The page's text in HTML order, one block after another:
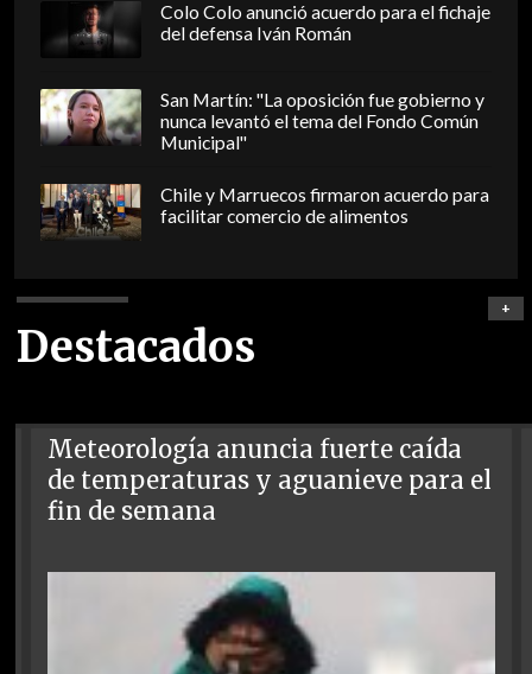
Colo Colo anunció acuerdo para el fichaje
del defensa Iván Román
San Martín: "La oposición fue gobierno y
nunca levantó el tema del Fondo Común
Municipal"
Chile y Marruecos firmaron acuerdo para
facilitar comercio de alimentos
Destacados
+
Meteorología anuncia fuerte caída
de temperaturas y aguanieve para el
fin de semana